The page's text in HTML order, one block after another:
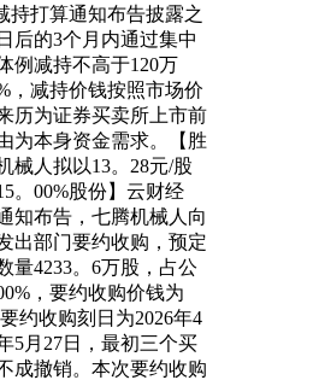
持打算通知布告披露之
后的3个月内通过集中
例减持不高于120万
，减持价钱按照市场价
历为证券买卖所上市前
为本身资金需求。【胜
械人拟以13。28元/股
。00%股份】云财经
知布告，七腾机械人向
出部门要约收购，预定
量4233。6万股，占公
，要约收购价钱为
约收购刻日为2026年4
5月27日，最初三个买
成撤销。本次要约收购